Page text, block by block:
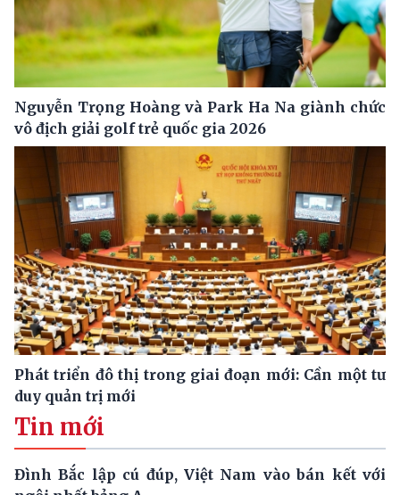
Nguyễn Trọng Hoàng và Park Ha Na giành chức
vô địch giải golf trẻ quốc gia 2026
Phát triển đô thị trong giai đoạn mới: Cần một tư
duy quản trị mới
Tin mới
Đình Bắc lập cú đúp, Việt Nam vào bán kết với